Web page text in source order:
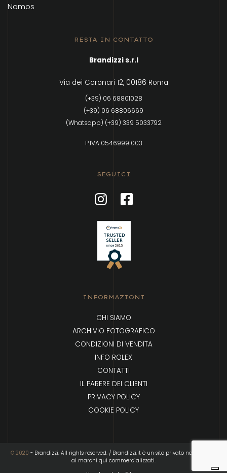
Nomos
RESTA IN CONTATTO
Brandizzi s.r.l
Via dei Coronari 12, 00186 Roma
(+39) 06 68801028
(+39) 06 68806669
(Whatsapp) (+39) 339 5033792
P.IVA 05469991003
SEGUICI
INFORMAZIONI
CHI SIAMO
ARCHIVIO FOTOGRAFICO
CONDIZIONI DI VENDITA
INFO ROLEX
CONTATTI
IL PARERE DEI CLIENTI
PRIVACY POLICY
COOKIE POLICY
© 2020 - Brandizzi. All rights reserved. / Brandizzi.it è un sito privato non affiliato
ai marchi qui commercializzati.